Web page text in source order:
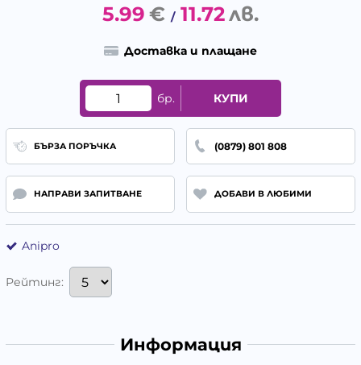
5.99 € / 11.72лв.
Доставка и плащане
бр. КУПИ
БЪРЗА ПОРЪЧКА (0879) 801 808
НАПРАВИ ЗАПИТВАНЕ ДОБАВИ В ЛЮБИМИ
Anipro
Рейтинг:
Информация